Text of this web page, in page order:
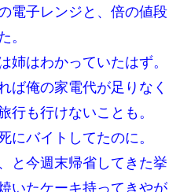
ツなんかと家族になるのはご
彼女「なんで言い返してくれ
人さんに職場を案内すること
→ 突然、突き飛ばされて左手
い、母親としての責任を果た
連れ子は…
されてOKした結果
電子レンジと、倍の値段
。
姉はわかっていたはず。
ば俺の家電代が足りなく
行も行けないことも。
にバイトしてたのに。
と今週末帰省してきた挙
いたケーキ持ってきやが